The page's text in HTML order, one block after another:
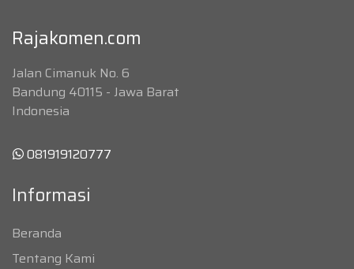
Rajakomen.com
Jalan Cimanuk No. 6
Bandung 40115 - Jawa Barat
Indonesia
081919120777
Informasi
Beranda
Tentang Kami